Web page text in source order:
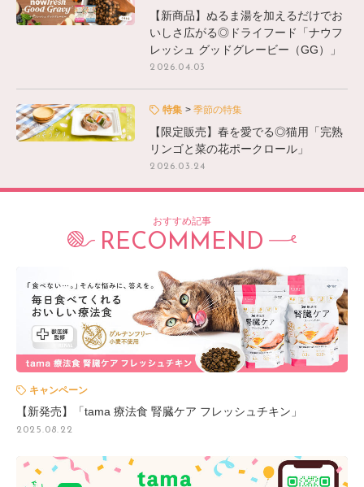
【新商品】ぬるま湯を加えるだけでお
いしさ広がる◎ドライフード「ナウフ
レッシュ グッドグレービー（GG）」
2026.04.03
特集 季節の特集
【限定販売】春を愛でる◎猫用「完熟
リンゴと菜の花ポークロール」
2026.03.24
おすすめ記事
RECOMMEND
キャンペーン
【新発売】「tama 療法食 腎臓ケア フレッシュチキン」
2025.08.22